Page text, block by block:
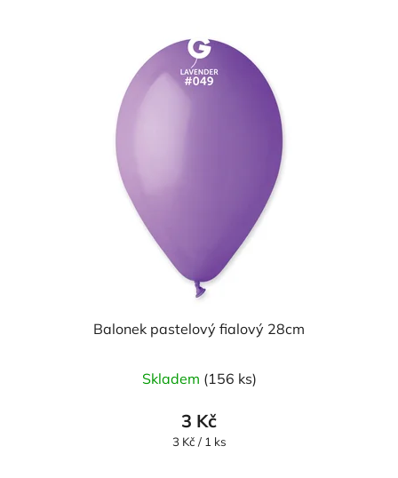
Balonek pastelový fialový 28cm
hodnocení
produktu
je
Skladem (156 ks)
3 Kč
Měrná
3 Kč / 1 ks